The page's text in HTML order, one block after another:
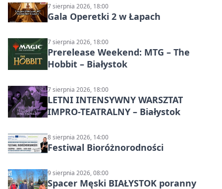
7 sierpnia 2026, 18:00
Gala Operetki 2 w Łapach
7 sierpnia 2026, 18:00
Prerelease Weekend: MTG – The
Hobbit – Białystok
7 sierpnia 2026, 18:00
LETNI INTENSYWNY WARSZTAT
IMPRO-TEATRALNY – Białystok
8 sierpnia 2026, 14:00
Festiwal Bioróżnorodności
9 sierpnia 2026, 08:00
Spacer Męski BIAŁYSTOK poranny